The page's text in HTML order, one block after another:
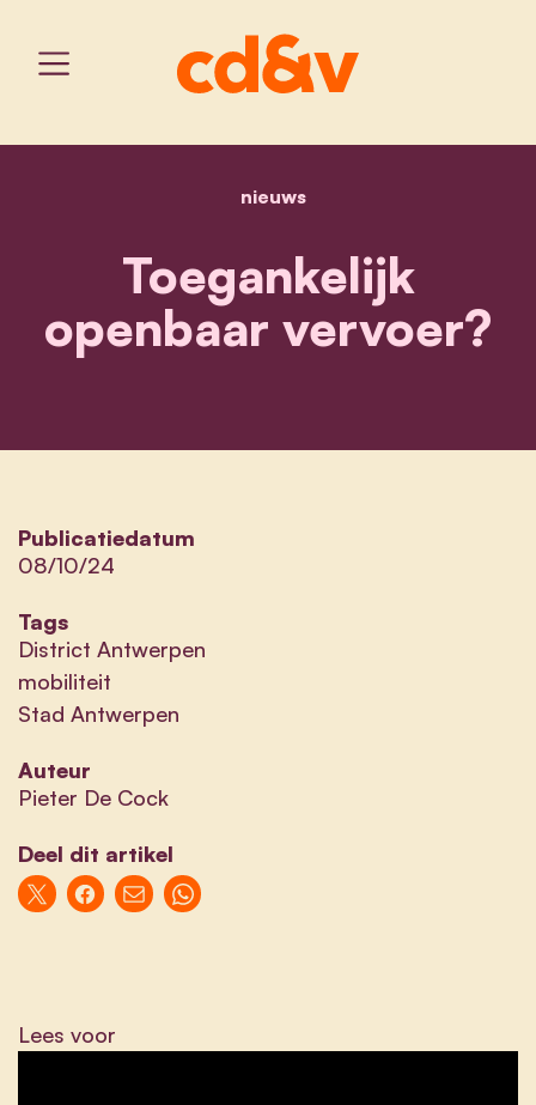
home
nieuwstoegankelijk openbaar
Toegankelijk
openbaar vervoer?
Publicatiedatum
08/10/24
Tags
District Antwerpen
mobiliteit
Stad Antwerpen
Auteur
Pieter De Cock
Deel dit artikel
Lees voor